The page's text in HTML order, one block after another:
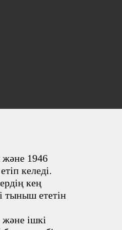
және 1946
келеді.
кең
тыныш ететін
және ішкі